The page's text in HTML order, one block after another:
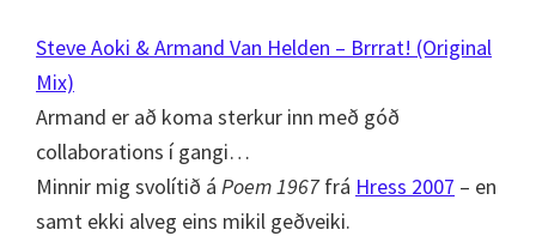
Steve Aoki & Armand Van Helden – Brrrat! (Original
Mix)
Armand er að koma sterkur inn með góð
collaborations í gangi…
Minnir mig svolítið á Poem 1967frá Hress 2007 – en
samt ekki alveg eins mikil geðveiki.